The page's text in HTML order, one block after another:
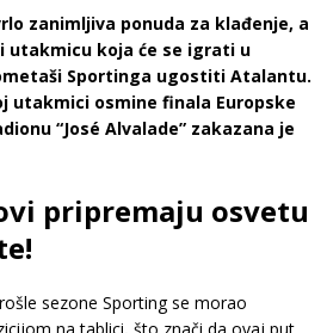
zanimljiva ponuda za klađenje, a
utakmicu koja će se igrati u
Sportinga ugostiti Atalantu.
utakmici osmine finala Europske
“José Alvalade” zakazana je
pripremaju osvetu
sezone Sporting se morao